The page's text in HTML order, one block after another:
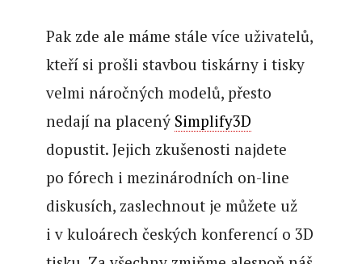
Pak zde ale máme stále více uživatelů,
kteří si prošli stavbou tiskárny i tisky
velmi náročných modelů, přesto
nedají na placený Simplify3D
dopustit. Jejich zkušenosti najdete
po fórech i mezinárodních on-line
diskusích, zaslechnout je můžete už
i v kuloárech českých konferencí o 3D